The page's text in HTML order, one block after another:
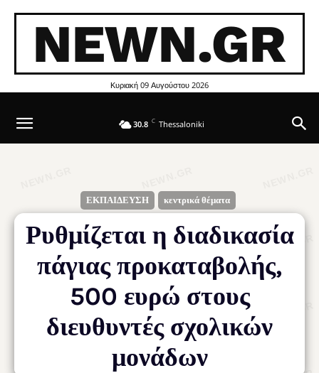
NEWN.GR
Κυριακή 09 Αυγούστου 2026
30.8 C Thessaloniki
ΕΚΠΑΙΔΕΥΣΗ κεντρικά θέματα
Ρυθμίζεται η διαδικασία
πάγιας προκαταβολής,
500 ευρώ στους
διευθυντές σχολικών
μονάδων